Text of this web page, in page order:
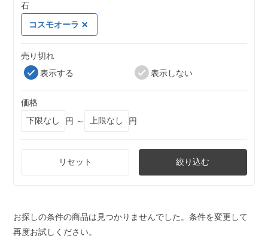
石
コスモオーラ
売り切れ
表示する
表示しない
価格
円 ～
円
リセット 絞り込む
お探しの条件の商品は見つかりませんでした。条件を変更して
再度お試しください。